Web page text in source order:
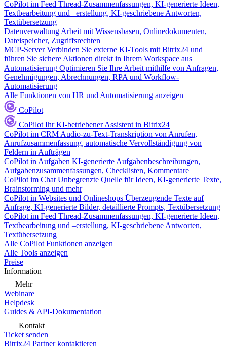
CoPilot im Feed Thread-Zusammenfassungen, KI-generierte Ideen,
Textbearbeitung und –erstellung, KI-geschriebene Antworten,
Textübersetzung
Datenverwaltung Arbeit mit Wissensbasen, Onlinedokumenten,
Dateispeicher, Zugriffsrechten
MCP-Server Verbinden Sie externe KI-Tools mit Bitrix24 und
führen Sie sichere Aktionen direkt in Ihrem Workspace aus
Automatisierung Optimieren Sie Ihre Arbeit mithilfe von Anfragen,
Genehmigungen, Abrechnungen, RPA und Workflow-
Automatisierung
Alle Funktionen von HR und Automatisierung anzeigen
CoPilot
CoPilot Ihr KI-betriebener Assistent in Bitrix24
CoPilot im CRM Audio-zu-Text-Transkription von Anrufen,
Anrufzusammenfassung, automatische Vervollständigung von
Feldern in Aufträgen
CoPilot in Aufgaben KI-generierte Aufgabenbeschreibungen,
Aufgabenzusammenfassungen, Checklisten, Kommentare
CoPilot im Chat Unbegrenzte Quelle für Ideen, KI-generierte Texte,
Brainstorming und mehr
CoPilot in Websites und Onlineshops Überzeugende Texte auf
Anfrage, KI-generierte Bilder, detaillierte Prompts, Textübersetzung
CoPilot im Feed Thread-Zusammenfassungen, KI-generierte Ideen,
Textbearbeitung und –erstellung, KI-geschriebene Antworten,
Textübersetzung
Alle CoPilot Funktionen anzeigen
Alle Tools anzeigen
Preise
Information
Mehr
Webinare
Helpdesk
Guides & API-Dokumentation
Kontakt
Ticket senden
Bitrix24 Partner kontaktieren